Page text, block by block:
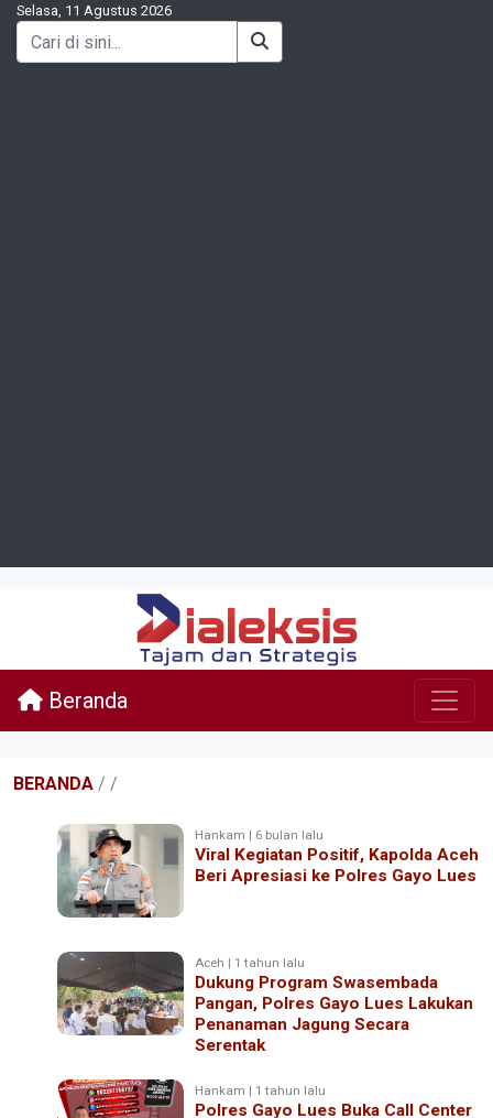
Selasa, 11 Agustus 2026
Beranda
BERANDA / /
Hankam | 6 bulan lalu
Viral Kegiatan Positif, Kapolda Aceh
Beri Apresiasi ke Polres Gayo Lues
Aceh | 1 tahun lalu
Dukung Program Swasembada
Pangan, Polres Gayo Lues Lakukan
Penanaman Jagung Secara
Serentak
Hankam | 1 tahun lalu
Polres Gayo Lues Buka Call Center